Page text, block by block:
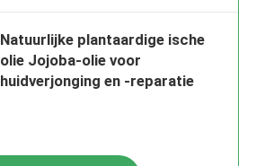
Natuurlijke plantaardige ische
olie Jojoba-olie voor
huidverjonging en -reparatie